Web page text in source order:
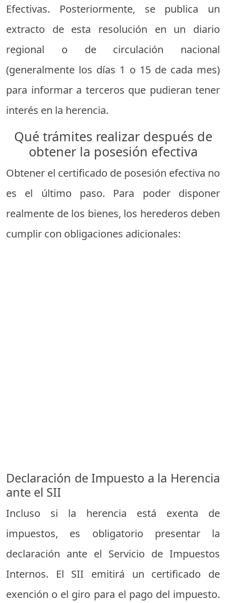
Efectivas. Posteriormente, se publica un
extracto de esta resolución en un diario
regional o de circulación nacional
(generalmente los días 1 o 15 de cada mes)
para informar a terceros que pudieran tener
interés en la herencia.
Qué trámites realizar después de
obtener la posesión efectiva
Obtener el certificado de posesión efectiva no
es el último paso. Para poder disponer
realmente de los bienes, los herederos deben
cumplir con obligaciones adicionales:
Declaración de Impuesto a la Herencia
ante el SII
Incluso si la herencia está exenta de
impuestos, es obligatorio presentar la
declaración ante el Servicio de Impuestos
Internos. El SII emitirá un certificado de
exención o el giro para el pago del impuesto.